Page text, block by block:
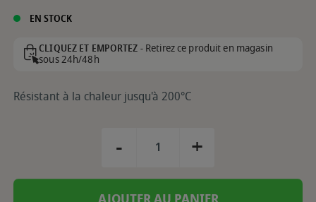
EN STOCK
CLIQUEZ ET EMPORTEZ -Retirez ce produit en magasin
sous 24h/48h
Résistant à la chaleur jusqu'à 200°C
- +